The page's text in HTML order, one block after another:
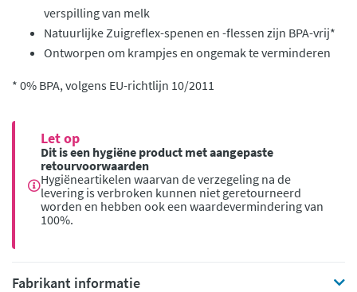
verspilling van melk
Natuurlijke Zuigreflex-spenen en -flessen zijn BPA-vrij*
Ontworpen om krampjes en ongemak te verminderen
* 0% BPA, volgens EU-richtlijn 10/2011
Let op
Dit is een hygiëne product met aangepaste
retourvoorwaarden
Hygiëneartikelen waarvan de verzegeling na de
levering is verbroken kunnen niet geretourneerd
worden en hebben ook een waardevermindering van
100%.
Fabrikant informatie